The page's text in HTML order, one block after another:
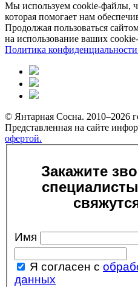
Мы используем cookie-файлы,
которая помогает нам
Продолжая пользоваться
на использование ваших
Политика
© Янтарная Сосна. 2010–2026
Представленная на сайте
офертой.
Закажите
Имя
Я согласен с
данных